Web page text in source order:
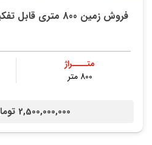
فروش زمین 800 متری قابل تفکیک به قواره های کوچکتر
متــــراژ
800 متر
2,500,000,000 تومان /